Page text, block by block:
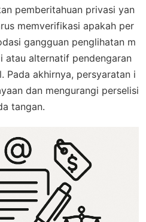
pemberitahuan privasi yan
memverifikasi apakah per
gangguan penglihatan m
atau alternatif pendengaran
Pada akhirnya, persyaratan i
dan mengurangi perselisi
tangan.